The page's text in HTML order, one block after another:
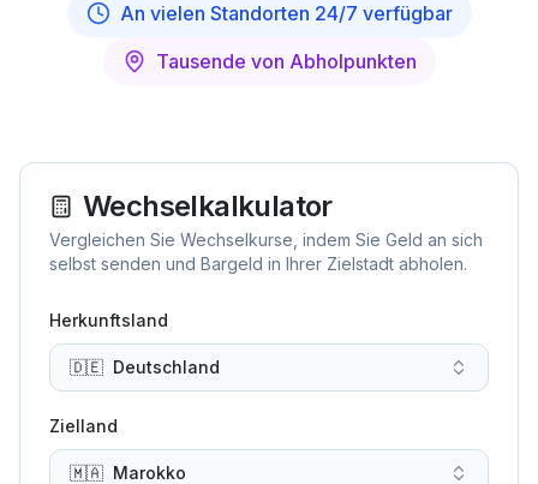
An vielen Standorten 24/7 verfügbar
Tausende von Abholpunkten
Wechselkalkulator
Vergleichen Sie Wechselkurse, indem Sie Geld an sich
selbst senden und Bargeld in Ihrer Zielstadt abholen.
Herkunftsland
🇩🇪 Deutschland
Zielland
🇲🇦 Marokko